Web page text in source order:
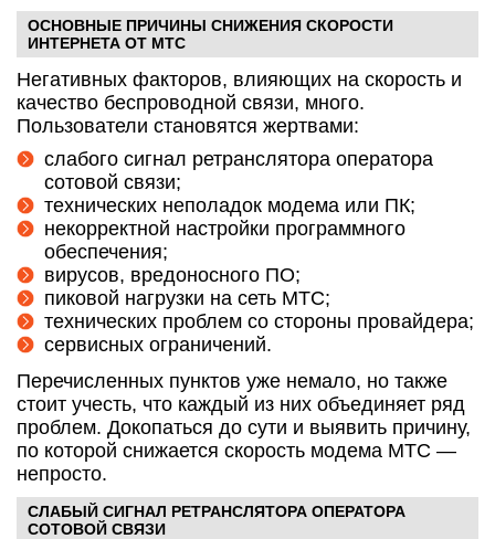
ОСНОВНЫЕ ПРИЧИНЫ СНИЖЕНИЯ СКОРОСТИ
ИНТЕРНЕТА ОТ МТС
Негативных факторов, влияющих на скорость и
качество беспроводной связи, много.
Пользователи становятся жертвами:
слабого сигнал ретранслятора оператора
сотовой связи;
технических неполадок модема или ПК;
некорректной настройки программного
обеспечения;
вирусов, вредоносного ПО;
пиковой нагрузки на сеть МТС;
технических проблем со стороны провайдера;
сервисных ограничений.
Перечисленных пунктов уже немало, но также
стоит учесть, что каждый из них объединяет ряд
проблем. Докопаться до сути и выявить причину,
по которой снижается скорость модема МТС —
непросто.
СЛАБЫЙ СИГНАЛ РЕТРАНСЛЯТОРА ОПЕРАТОРА
СОТОВОЙ СВЯЗИ